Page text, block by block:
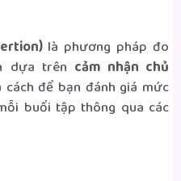
đầu
kinh nghiệm (hơn 6
tình trạng cơ thể
hình thức tập luyện
là phương pháp đo
dựa trên cảm nhận chủ
để bạn đánh giá mức
buổi tập thông qua các